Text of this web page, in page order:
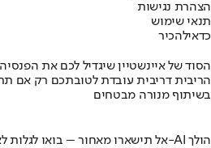
הצהרת נגישות
תנאי שימוש
כדאילהכיר
הסוד של איינשטיין שיגדיל לכם את הפנסיה
הריבית דריבית עובדת לטובתכם רק אם
בשיתוף מנורה מבטחים
אל תישארו מאחור – בואו לגלות לאן ה-AI הולך